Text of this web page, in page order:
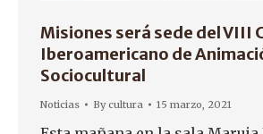
Misiones será sede del VIII
Iberoamericano de
Sociocultural
Noticias Bycultura 15 marzo, 2021